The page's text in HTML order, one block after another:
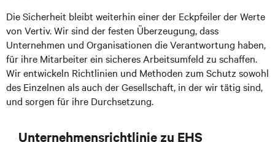
Die Sicherheit bleibt weiterhin einer der Eckpfeiler der Werte
von Vertiv. Wir sind der festen Überzeugung, dass
Unternehmen und Organisationen die Verantwortung haben,
für ihre Mitarbeiter ein sicheres Arbeitsumfeld zu schaffen.
Wir entwickeln Richtlinien und Methoden zum Schutz sowohl
des Einzelnen als auch der Gesellschaft, in der wir tätig sind,
und sorgen für ihre Durchsetzung.
Unternehmensrichtlinie zu EHS